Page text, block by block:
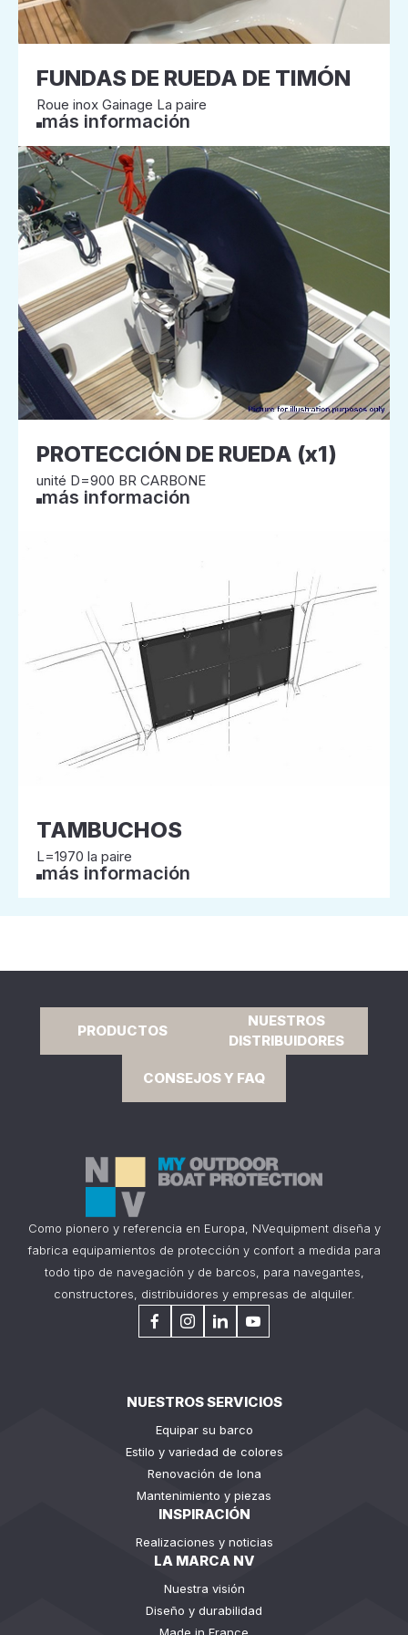
FUNDAS DE RUEDA DE TIMÓN
Roue inox Gainage La paire
más información
PROTECCIÓN DE RUEDA (x1)
unité D=900 BR CARBONE
más información
TAMBUCHOS
L=1970 la paire
más información
PRODUCTOS
NUESTROS
DISTRIBUIDORES
CONSEJOS Y FAQ
Como pionero y referencia en Europa, NVequipment diseña y
fabrica equipamientos de protección y confort a medida para
todo tipo de navegación y de barcos, para navegantes,
constructores, distribuidores y empresas de alquiler.
NUESTROS SERVICIOS
Equipar su barco
Estilo y variedad de colores
Renovación de lona
Mantenimiento y piezas
INSPIRACIÓN
Realizaciones y noticias
LA MARCA NV
Nuestra visión
Diseño y durabilidad